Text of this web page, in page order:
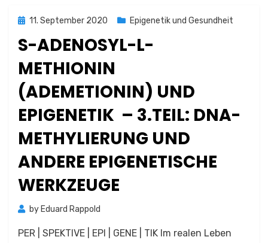
Posted
11. September 2020 Epigenetik und Gesundheit
S-ADENOSYL-L-
METHIONIN
(ADEMETIONIN) UND
EPIGENETIK – 3.TEIL: DNA-
METHYLIERUNG UND
ANDERE EPIGENETISCHE
WERKZEUGE
by Eduard Rappold
PER | SPEKTIVE | EPI | GENE | TIK Im realen Leben